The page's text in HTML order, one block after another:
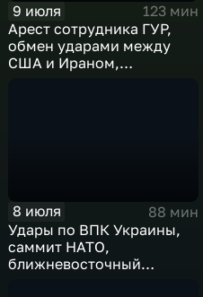
9 июля
123 мин
Арест сотрудника ГУР,
обмен ударами между
США и Ираном,
8 июля
88 мин
Удары по ВПК Украины,
саммит НАТО,
ближневосточный